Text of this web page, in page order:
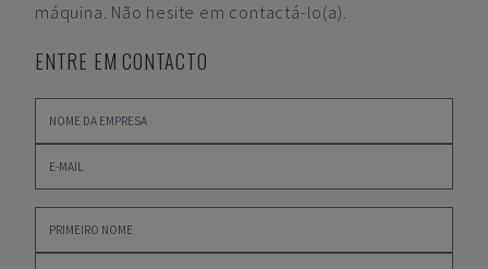
máquina. Não hesite em contactá-lo(a).
ENTRE EM CONTACTO